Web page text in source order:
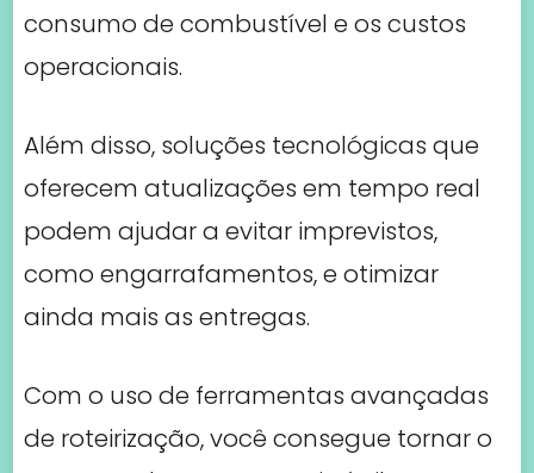
consumo de combustível e os custos
operacionais.
Além disso, soluções tecnológicas que
oferecem atualizações em tempo real
podem ajudar a evitar imprevistos,
como engarrafamentos, e otimizar
ainda mais as entregas.
Com o uso de ferramentas avançadas
de roteirização, você consegue tornar o